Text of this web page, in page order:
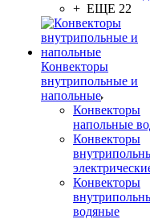
+ ЕЩЕ 22
Конвекторы
внутрипольные и
напольные
Конвекторы
напольные
Конвекторы
Конвекторы
водяные